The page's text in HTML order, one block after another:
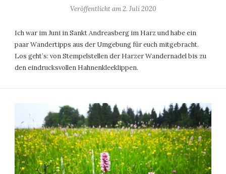
Veröffentlicht am2. Juli 2020
Ich war im Juni in Sankt Andreasberg im Harz und habe ein
paar Wandertipps aus der Umgebung für euch mitgebracht.
Los geht’s: von Stempelstellen der Harzer Wandernadel bis zu
den eindrucksvollen Hahnenkleeklippen.